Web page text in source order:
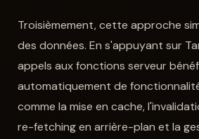
Troisièmement, cette approche
des données. En s'appuyant sur
appels aux fonctions serveur
automatiquement de
comme la mise en cache,
re-fetching en arrière-plan et la